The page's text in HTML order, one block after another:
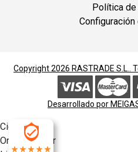
Política
Copyright 2026 RASTRADE S.L..
Desarrollado por
Cierra
Ordenado por